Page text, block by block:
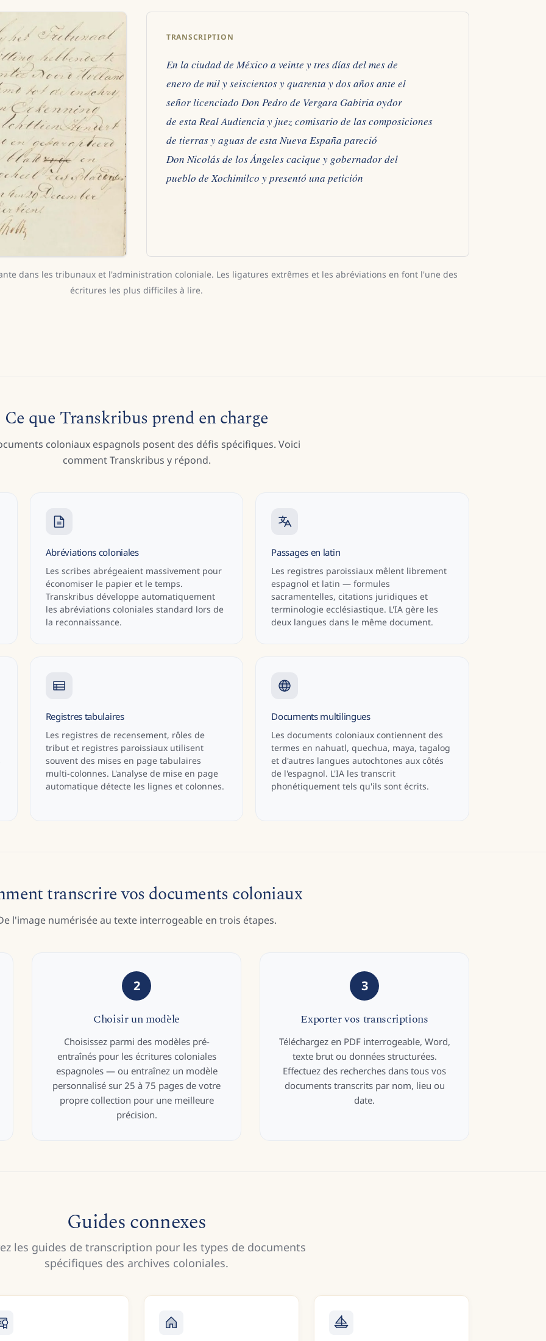
TRANSCRIPTION
En la ciudad de México a veinte y tres días del mes de
enero de mil y seiscientos y quarenta y dos años ante el
señor licenciado Don Pedro de Vergara Gabiria oydor
de esta Real Audiencia y juez comisario de las composiciones
de tierras y aguas de esta Nueva España pareció
Don Nicolás de los Ángeles cacique y gobernador del
pueblo de Xochimilco y presentó una petición
dans les tribunaux et l'administration coloniale. Les ligatures extrêmes et les abréviations en font l'une des
écritures les plus difficiles à lire.
Ce que Transkribus prend en charge
coloniaux espagnols posent des défis spécifiques. Voici
comment Transkribus y répond.
Abréviations coloniales
Les scribes abrégeaient massivement pour
économiser le papier et le temps.
Transkribus développe automatiquement
les abréviations coloniales standard lors de
la reconnaissance.
Passages en latin
Les registres paroissiaux mêlent librement
espagnol et latin — formules
sacramentelles, citations juridiques et
terminologie ecclésiastique. L'IA gère les
deux langues dans le même document.
Registres tabulaires
Les registres de recensement, rôles de
tribut et registres paroissiaux utilisent
souvent des mises en page tabulaires
multi-colonnes. L'analyse de mise en page
automatique détecte les lignes et colonnes.
Documents multilingues
Les documents coloniaux contiennent des
termes en nahuatl, quechua, maya, tagalog
et d'autres langues autochtones aux côtés
de l'espagnol. L'IA les transcrit
phonétiquement tels qu'ils sont écrits.
transcrire vos documents coloniaux
l'image numérisée au texte interrogeable en trois étapes.
2
Choisir un modèle
Choisissez parmi des modèles pré-
entraînés pour les écritures coloniales
espagnoles — ou entraînez un modèle
personnalisé sur 25 à 75 pages de votre
propre collection pour une meilleure
précision.
3
Exporter vos transcriptions
Téléchargez en PDF interrogeable, Word,
texte brut ou données structurées.
Effectuez des recherches dans tous vos
documents transcrits par nom, lieu ou
date.
Guides connexes
les guides de transcription pour les types de documents
spécifiques des archives coloniales.